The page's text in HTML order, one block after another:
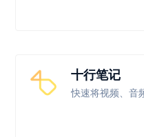
十行笔记
快速将视频、音